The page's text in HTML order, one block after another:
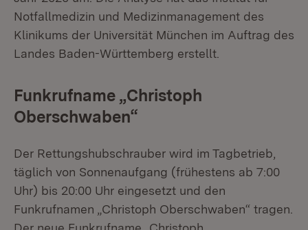
Notfallmedizin und Medizinmanagement des
Klinikums der Universität München im Auftrag des
Landes Baden-Württemberg erstellt.
Funkrufname „Christoph
Oberschwaben“
Der Rettungshubschrauber wird im Tagbetrieb,
täglich von Sonnenaufgang (frühestens ab 7:00
Uhr) bis 20:00 Uhr eingesetzt und den
Funkrufnamen „Christoph Oberschwaben“ tragen.